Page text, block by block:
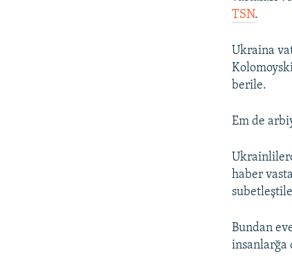
TSN.
Ukraina
berile.
Em de
haber
Bundan
insanlarğa